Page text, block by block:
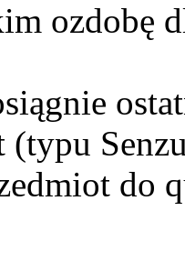
ozdobę
do